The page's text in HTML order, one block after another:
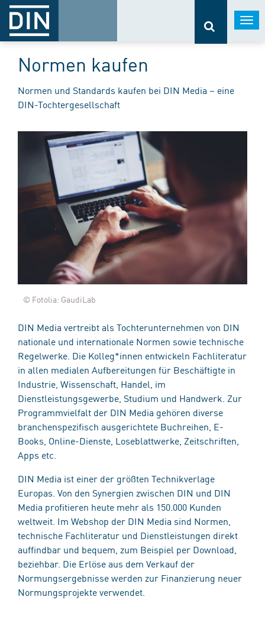
Normen kaufen
Normen und Standards kaufen bei DIN Media – eine
DIN-Tochtergesellschaft
© Fotolia: GaudiLab
DIN Media vertreibt als Tochterunternehmen von DIN
nationale und internationale Normen sowie technische
Regelwerke. Die Kolleg*innen entwickeln Fachliteratur
in allen medialen Aufbereitungen für Beschäftigte in
Industrie, Wissenschaft, Handel, im
Dienstleistungsgewerbe, Studium und Handwerk. Zur
Programmvielfalt der DIN Media gehören diverse
branchenspezifisch ausgerichtete Buchreihen, E-
Books, Online-Dienste, Loseblattwerke, Zeitschriften,
Apps etc.
DIN Media ist einer der größten Technikverlage
Europas. Von den Synergien zwischen DIN und DIN
Media profitieren heute mehr als 150.000 Kunden
weltweit. Im Webshop der DIN Media sind Normen,
technische Fachliteratur und Dienstleistungen direkt
auffindbar und bequem, zum Beispiel per Download,
beziehbar. Die Erlöse aus dem Verkauf der
Normungsergebnisse werden zur Finanzierung neuer
Normungsprojekte verwendet.